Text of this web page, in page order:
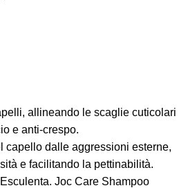
allineando le scaglie cuticolari
e anti-crespo.
capello dalle aggressioni esterne,
e facilitando la pettinabilità.
Joc Care Shampoo